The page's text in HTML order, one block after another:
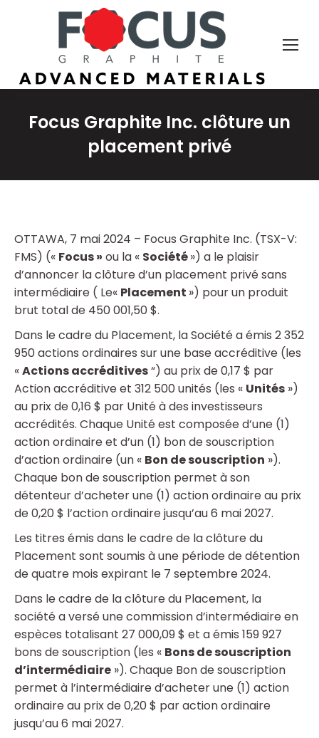
Focus Graphite Inc. clôture un
placement privé
OTTAWA, 7 mai 2024 – Focus Graphite Inc. (TSX-V:
FMS) (« Focus » ou la « Société») a le plaisir
d’annoncer la clôture d’un placement privé sans
intermédiaire ( Le« Placement ») pour un produit
brut total de 450 001,50 $.
Dans le cadre du Placement, la Société a émis 2 352
950 actions ordinaires sur une base accréditive (les
«Actions accréditives“) au prix de 0,17 $ par
Action accréditive et 312 500 unités (les « Unités »)
au prix de 0,16 $ par Unité à des investisseurs
accrédités. Chaque Unité est composée d’une (1)
action ordinaire et d’un (1) bon de souscription
d’action ordinaire (un « Bon de souscription »).
Chaque bon de souscription permet à son
détenteur d’acheter une (1) action ordinaire au prix
de 0,20 $ l’action ordinaire jusqu’au 6 mai 2027.
Les titres émis dans le cadre de la clôture du
Placement sont soumis à une période de détention
de quatre mois expirant le 7 septembre 2024.
Dans le cadre de la clôture du Placement, la
société a versé une commission d’intermédiaire en
espèces totalisant 27 000,09 $ et a émis 159 927
bons de souscription (les « Bons de souscription
d’intermédiaire »). Chaque Bon de souscription
permet à l’intermédiaire d’acheter une (1) action
ordinaire au prix de 0,20 $ par action ordinaire
jusqu’au 6 mai 2027.